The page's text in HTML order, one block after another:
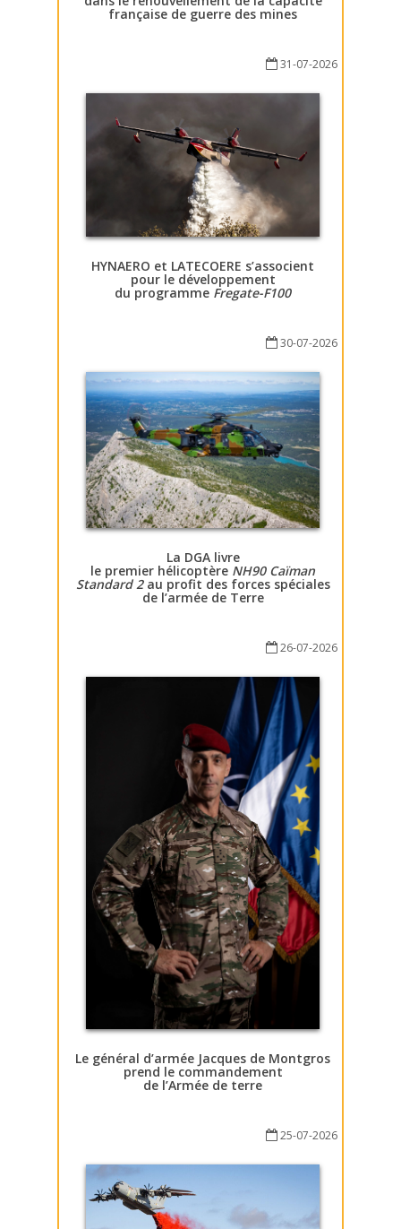
française de guerre des mines
31-07-2026
HYNAERO et LATECOERE s’associent
pour le développement
du programme Fregate-F100
30-07-2026
La DGA livre
le premier hélicoptère NH90 Caïman
Standard 2au profit des forces spéciales
de l’armée de Terre
26-07-2026
Le général d’armée Jacques de Montgros
prend le commandement
de l’Armée de terre
25-07-2026